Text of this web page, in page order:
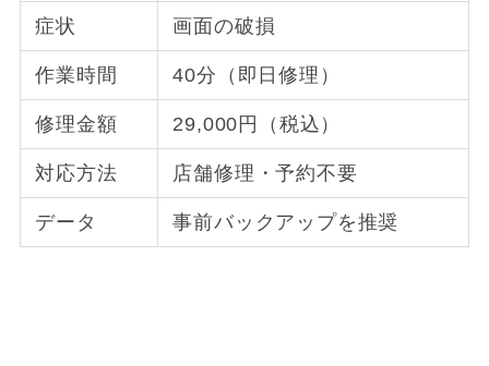
症状 画面の破損
作業時間 40分（即日修理）
修理金額 29,000円（税込）
対応方法 店舗修理・予約不要
データ 事前バックアップを推奨